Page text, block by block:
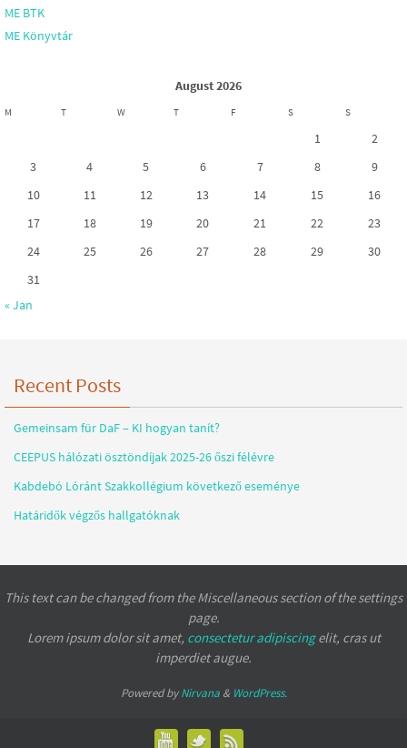
ME BTK
ME Könyvtár
August 2026
M T W T F S S
« Jan
1
2
3
4 5 6 7 8
9
10
11 12 13 14 15
16
17
18 19 20 21 22
23
24
25 26 27 28 29
30
31
Recent Posts
Gemeinsam für DaF – KI hogyan tanít?
CEEPUS hálózati ösztöndíjak 2025-26 őszi félévre
Kabdebó Lóránt Szakkollégium következő eseménye
Határidők végzős hallgatóknak
This text can be changed from the Miscellaneous section of the settings
page.
Lorem ipsumdolor sit amet, consectetur adipiscingelit, cras ut
imperdiet augue.
Powered byNirvana& WordPress.